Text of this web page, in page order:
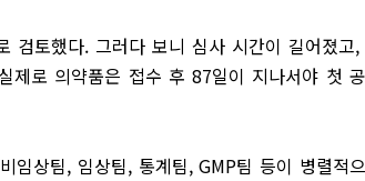
검토했다. 그러다 보니 심사 시간이 길어졌고,
제로 의약품은 접수 후 87일이 지나서야 첫
임상팀, 임상팀, 통계팀, GMP팀 등이 병렬적